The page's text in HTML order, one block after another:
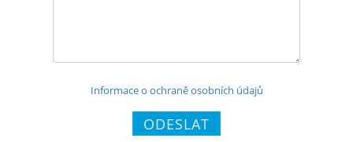
Informace o ochraně osobních údajů
ODESLAT